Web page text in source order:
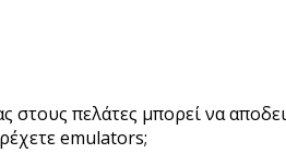
στους πελάτες μπορεί να
emulators;